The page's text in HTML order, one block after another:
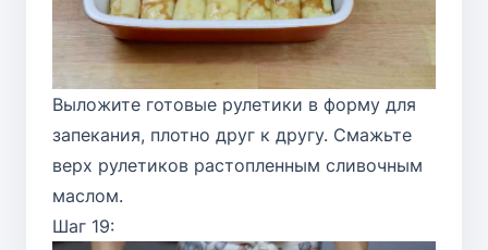
Выложите готовые рулетики в форму для
запекания, плотно друг к другу. Смажьте
верх рулетиков растопленным сливочным
маслом.
Шаг 19: